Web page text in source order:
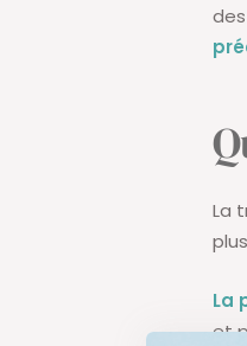
La
La
et